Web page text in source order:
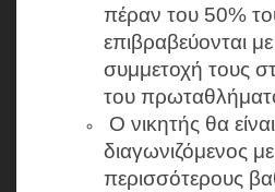
πέραν του 50%
επιβραβεύονται με
συμμετοχή τους
του
Ο νικητής θα
διαγωνιζόμενος
περισσότερους